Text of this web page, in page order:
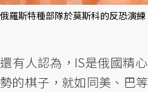
俄羅斯特種部隊於莫斯科的反恐演
還有人認為，IS是俄國精
勢的棋子，就如同美、巴